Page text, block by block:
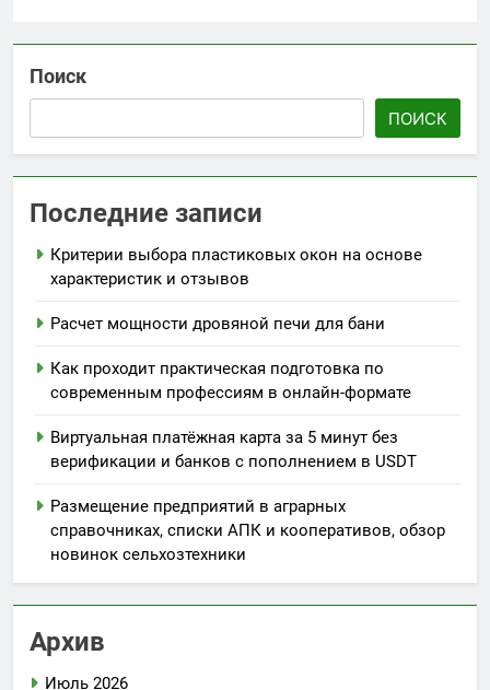
Поиск
ПОИСК
Последние записи
Критерии выбора пластиковых окон на основе
характеристик и отзывов
Расчет мощности дровяной печи для бани
Как проходит практическая подготовка по
современным профессиям в онлайн-формате
Виртуальная платёжная карта за 5 минут без
верификации и банков с пополнением в USDT
Размещение предприятий в аграрных
справочниках, списки АПК и кооперативов, обзор
новинок сельхозтехники
Архив
Июль 2026